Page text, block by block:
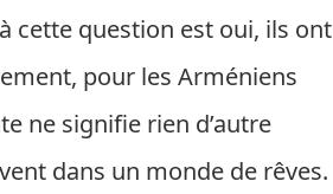
cette question est oui, ils ont
pour les Arméniens
ne signifie rien d’autre
dans un monde de rêves.